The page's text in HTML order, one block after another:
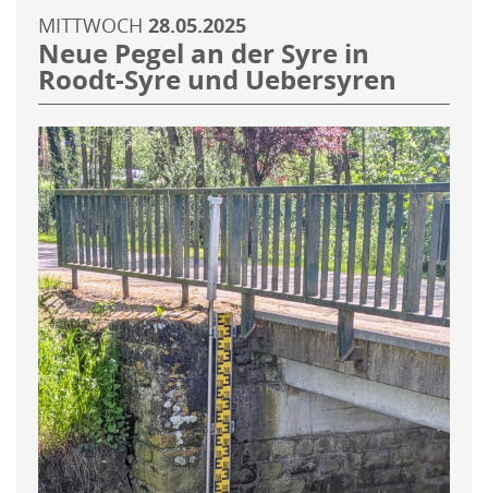
MITTWOCH 28.05.2025
Neue Pegel an der Syre in
Roodt-Syre und Uebersyren